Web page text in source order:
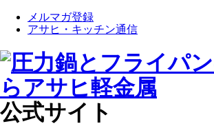
メルマガ登録
アサヒ・キッチン通信
公式サイト